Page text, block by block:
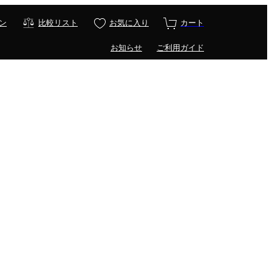
比較リスト お気に入り カート
お知らせ ご利用ガイド